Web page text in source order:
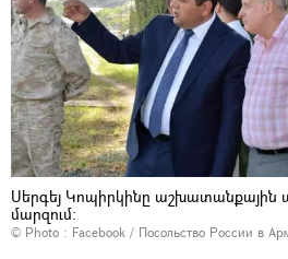
Սերգեյ Կոպիրկինը աշխատանքային
մարզում։
© Photo : Facebook / Посольство России в